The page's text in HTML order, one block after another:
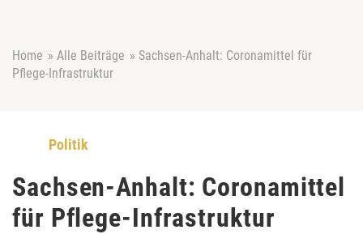
Home » Alle Beiträge » Sachsen-Anhalt: Coronamittel für
Pflege-Infrastruktur
Politik
Sachsen-Anhalt: Coronamittel
für Pflege-Infrastruktur